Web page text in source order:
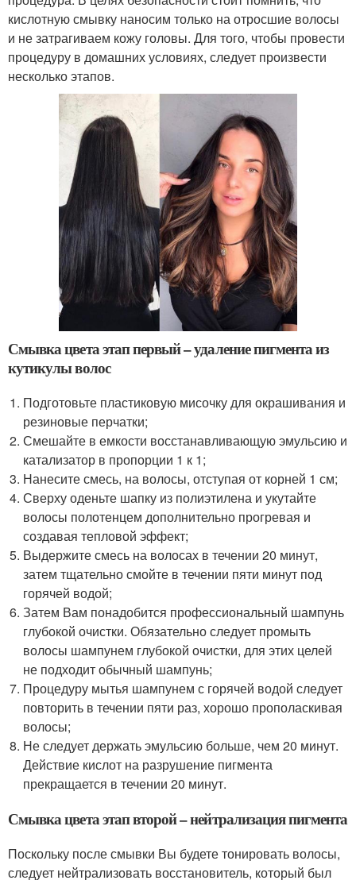
кислотную смывку наносим только на отросшие волосы
и не затрагиваем кожу головы. Для того, чтобы провести
процедуру в домашних условиях, следует произвести
несколько этапов.
Смывка цвета этап первый – удаление пигмента из
кутикулы волос
Подготовьте пластиковую мисочку для окрашивания и
резиновые перчатки;
Смешайте в емкости восстанавливающую эмульсию и
катализатор в пропорции 1 к 1;
Нанесите смесь, на волосы, отступая от корней 1 см;
Сверху оденьте шапку из полиэтилена и укутайте
волосы полотенцем дополнительно прогревая и
создавая тепловой эффект;
Выдержите смесь на волосах в течении 20 минут,
затем тщательно смойте в течении пяти минут под
горячей водой;
Затем Вам понадобится профессиональный шампунь
глубокой очистки. Обязательно следует промыть
волосы шампунем глубокой очистки, для этих целей
не подходит обычный шампунь;
Процедуру мытья шампунем с горячей водой следует
повторить в течении пяти раз, хорошо прополаскивая
волосы;
Не следует держать эмульсию больше, чем 20 минут.
Действие кислот на разрушение пигмента
прекращается в течении 20 минут.
Смывка цвета этап второй – нейтрализация пигмента
Поскольку после смывки Вы будете тонировать волосы,
следует нейтрализовать восстановитель, который был